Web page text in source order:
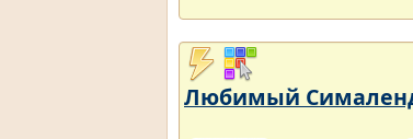
Любимый Сималенд